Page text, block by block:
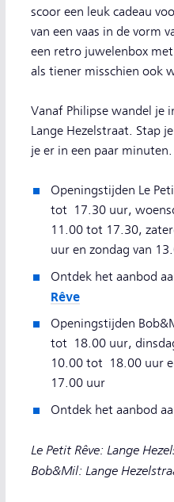
scoor een leuk cadeau
van een vaas in de vorm
een retro juwelenbox
als tiener misschien ook
Vanaf Philipse wandel je
Lange Hezelstraat. Stap
je er in een paar minuten.
Openingstijden Le
tot 17.30 uur,
11.00 tot 17.30,
uur en zondag van
Ontdek het aanbod
Rêve
Openingstijden
tot 18.00 uur,
10.00 tot 18.00 uur
17.00 uur
Ontdek het aanbod
Le Petit Rêve: Lange
Bob&Mil: Lange